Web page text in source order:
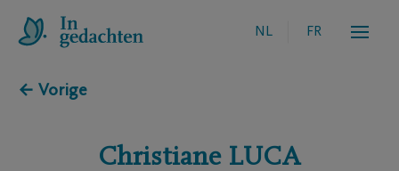
NL FR
← Vorige
Christiane LUCA